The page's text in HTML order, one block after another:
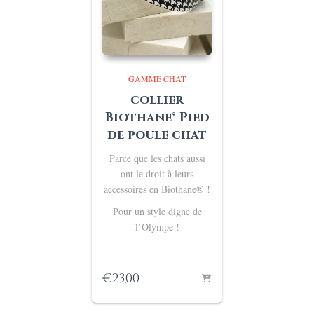
GAMME CHAT
collier
Biothane® Pied
de poule chat
Parce que les chats aussi
ont le droit à leurs
accessoires en Biothane® !
Pour un style digne de
l’Olympe !
€23,00